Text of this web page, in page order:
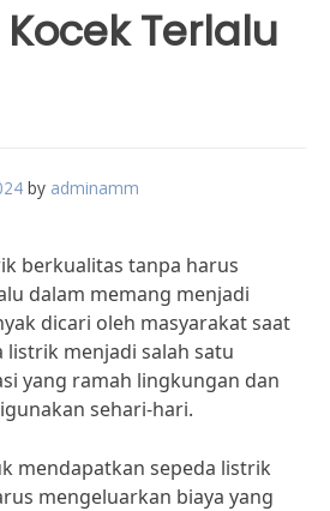
Terlalu
by adminamm
berkualitas tanpa harus
dalam memang menjadi
dicari oleh masyarakat saat
listrik menjadi salah satu
yang ramah lingkungan dan
sehari-hari.
mendapatkan sepeda listrik
mengeluarkan biaya yang